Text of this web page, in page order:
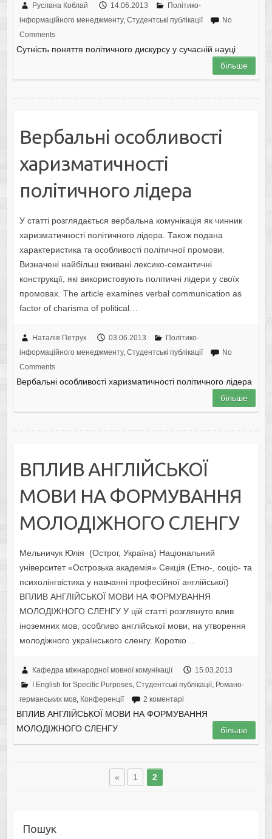
Руслана Коблай 14.06.2013
Політико-
інформаційного менеджменту, Студентські публікації
No
Comments
Сутність поняття політичного дискурсу у сучасній науці
більше
Вербальні особливості
харизматичності
політичного лідера
У статті розглядається вербальна комунікація як чинник
харизматичності політичного лідера. Також подана
характеристика та особливості політичної промови.
Визначені найбільш вживані лексико-семантичні
конструкції, які використовують політичні лідери у своїх
промовах. The article examines verbal communication as
factor of charisma of political…
Наталія Петрук 03.06.2013
Політико-
інформаційного менеджменту, Студентські публікації
No
Comments
Вербальні особливості харизматичності політичного лідера
більше
ВПЛИВ АНГЛІЙСЬКОЇ
МОВИ НА ФОРМУВАННЯ
МОЛОДІЖНОГО СЛЕНГУ
Мельничук Юлія (Острог, Україна) Національний
університет «Острозька академія» Секція (Етно-, соціо- та
психолінгвістика у навчанні професійної англійської)
ВПЛИВ АНГЛІЙСЬКОЇ МОВИ НА ФОРМУВАННЯ
МОЛОДІЖНОГО СЛЕНГУ У цій статті розглянуто влив
іноземних мов, особливо англійської мови, на утворення
молодіжного українського сленгу. Коротко…
Кафедра міжнародної мовної комунікації
15.03.2013
І English for Specific Purposes, Студентські публікації, Романо-
германських мов, Конференції 2 коментарі
ВПЛИВ АНГЛІЙСЬКОЇ МОВИ НА ФОРМУВАННЯ
МОЛОДІЖНОГО СЛЕНГУ
більше
« 1 2
Пошук